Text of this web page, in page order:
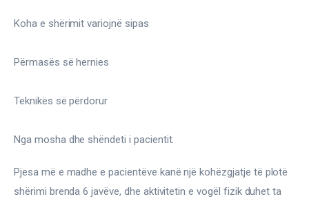
Koha e shërimit variojnë sipas
Përmasës së hernies
Teknikës së përdorur
Nga mosha dhe shëndeti i pacientit.
Pjesa më e madhe e pacientëve kanë një kohëzgjatje të plotë
shërimi brenda 6 javëve, dhe aktivitetin e vogël fizik duhet ta